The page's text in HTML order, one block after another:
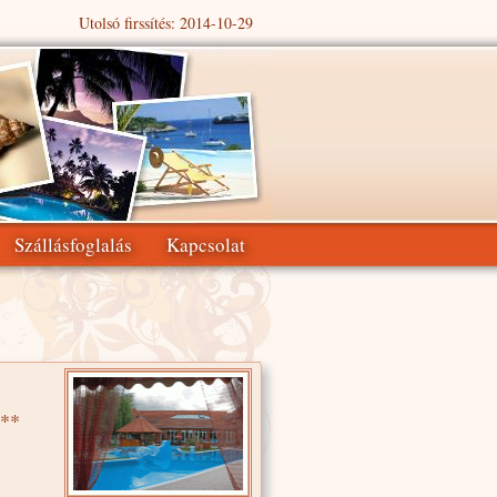
Utolsó firssítés: 2014-10-29
Szállásfoglalás Kapcsolat